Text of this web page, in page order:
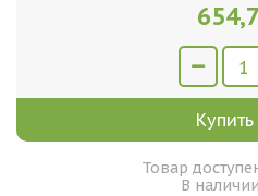
Купить
Товар
В